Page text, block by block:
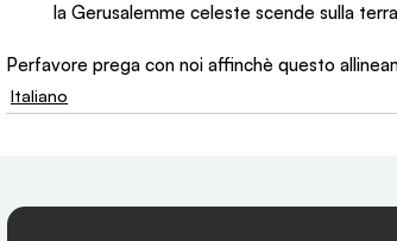
la Gerusalemme celeste scende sulla
Perfavore prega con noi affinchè questo
Italiano